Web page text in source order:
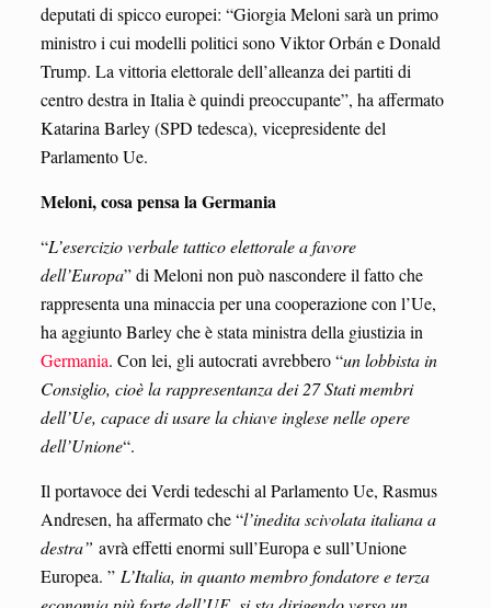
deputati di spicco europei: “Giorgia Meloni sarà un primo
ministro i cui modelli politici sono Viktor Orbán e Donald
Trump. La vittoria elettorale dell’alleanza dei partiti di
centro destra in Italia è quindi preoccupante”, ha affermato
Katarina Barley (SPD tedesca), vicepresidente del
Parlamento Ue.
Meloni, cosa pensa la Germania
“L’esercizio verbale tattico elettorale a favore
dell’Europa” di Meloni non può nascondere il fatto che
rappresenta una minaccia per una cooperazione con l’Ue,
ha aggiunto Barley che è stata ministra della giustizia in
Germania. Con lei, gli autocrati avrebbero “un lobbista in
Consiglio, cioè la rappresentanza dei 27 Stati membri
dell’Ue, capace di usare la chiave inglese nelle opere
dell’Unione“.
Il portavoce dei Verdi tedeschi al Parlamento Ue, Rasmus
Andresen, ha affermato che “l’inedita scivolata italiana a
destra” avrà effetti enormi sull’Europa e sull’Unione
Europea. ” L’Italia, in quanto membro fondatore e terza